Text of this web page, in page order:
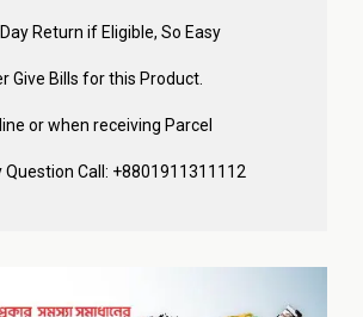
Return if Eligible, So Easy
Give Bills for this Product.
or when receiving Parcel
Question Call: +8801911311112